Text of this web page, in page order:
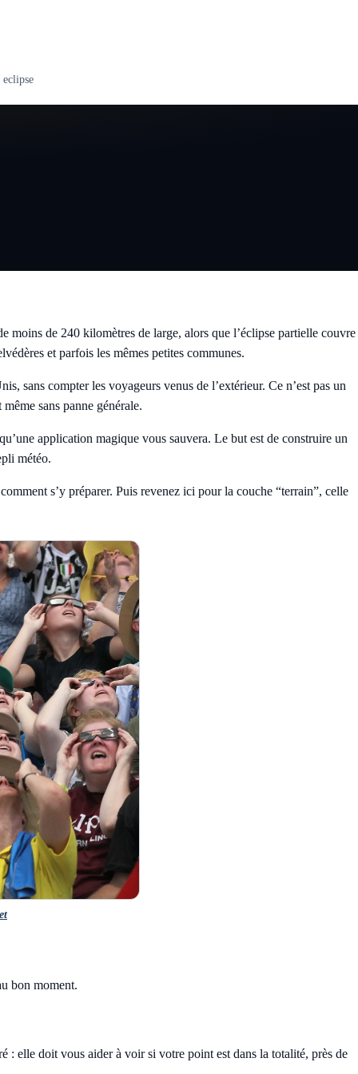
moins de 240 kilomètres de large, alors que l’éclipse partielle couvre
et parfois les mêmes petites communes.
sans compter les voyageurs venus de l’extérieur. Ce n’est pas un
sans panne générale.
application magique vous sauvera. Le but est de construire un
météo.
s’y préparer. Puis revenez ici pour la couche “terrain”, celle
bon moment.
: elle doit vous aider à voir si votre point est dans la totalité, près de